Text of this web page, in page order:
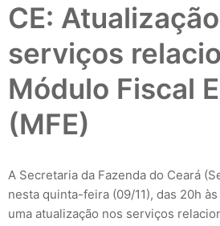
CE:
serviços
Módulo Fiscal
(MFE)
A Secretaria da Fazenda do Ceará
nesta quinta-feira (09/11), das 20h
uma atualização nos serviços